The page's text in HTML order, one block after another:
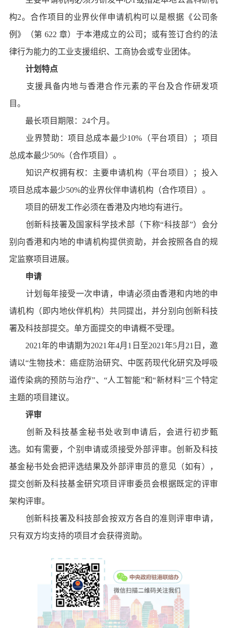
构2。合作项目的业界伙伴申请机构可以是根据《公司条
例》（第 622 章）于本港成立的公司；或有签订合约的法
律行为能力的工业支援组织、工商协会或专业团体。
计划特点
支援具备内地与香港合作元素的平台及合作研发项
目。
最长项目期限：24个月。
业界赞助：项目总成本最少10%（平台项目）；项目
总成本最少50%（合作项目）。
知识产权拥有权：主要申请机构（平台项目）；投入
项目总成本最少50%的业界伙伴申请机构（合作项目）。
项目的研发工作必须在香港及内地均有进行。
创新科技署及国家科学技术部（下称“科技部”）会分
别向香港和内地的申请机构提供资助，并会按照各自的规
定监察项目进展。
申请
计划每年接受一次申请，申请必须由香港和内地的申
请机构（即内地伙伴机构）共同提出，并分别向创新科技
署及科技部提交。单方面提交的申请概不受理。
2021年的申请期为2021年4月1日至2021年5月21日，邀
请以“生物技术：癌症防治研究、中医药现代化研究及呼吸
道传染病的预防与治疗”、“人工智能”和“新材料”三个特定
主题的项目建议。
评审
创新及科技基金秘书处收到申请后，会进行初步甄
选。如有需要，个别申请或须接受外部评审。创新及科技
基金秘书处会把评选结果及外部评审员的意见（如有），
提交创新及科技基金研究项目评审委员会根据既定的评审
架构评审。
创新科技署及科技部会按双方各自的准则评审申请，
只有双方均支持的项目才会获得资助。